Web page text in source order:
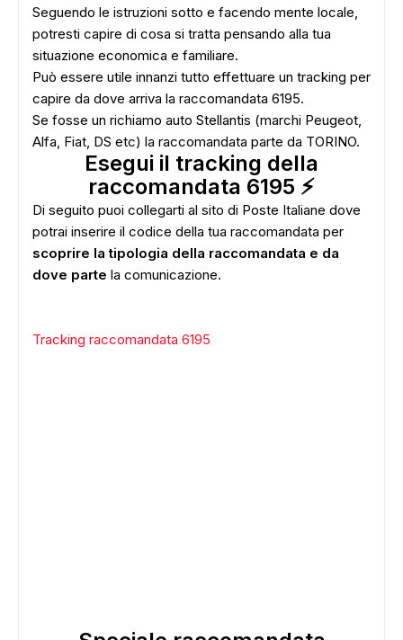
Seguendo le istruzioni sotto e facendo mente locale,
potresti capire di cosa si tratta pensando alla tua
situazione economica e familiare.
Può essere utile innanzi tutto effettuare un tracking per
capire da dove arriva la raccomandata 6195.
Se fosse un richiamo auto Stellantis (marchi Peugeot,
Alfa, Fiat, DS etc) la raccomandata parte da TORINO.
Esegui il tracking della
raccomandata 6195 ⚡
Di seguito puoi collegarti al sito di Poste Italiane dove
potrai inserire il codice della tua raccomandata per
scoprire la tipologia della raccomandata e da
dove parte la comunicazione.
Tracking raccomandata 6195